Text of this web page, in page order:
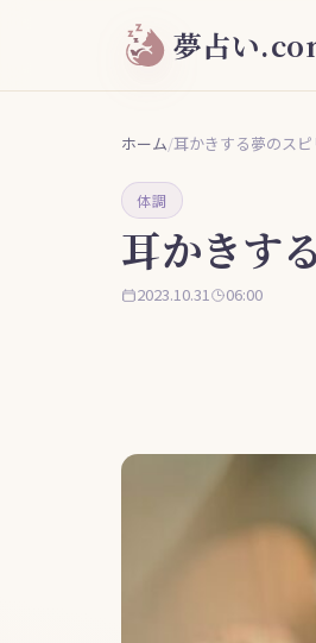
夢占い
ホーム/耳かきする夢のス
体調
耳かきす
2023.10.31 06:00